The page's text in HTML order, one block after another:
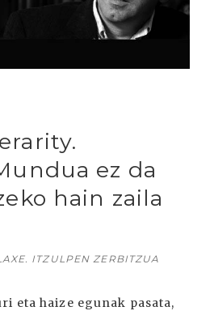
ez da
hain zaila
ITZULPEN ZERBITZUA
eta haize egunak pasata,